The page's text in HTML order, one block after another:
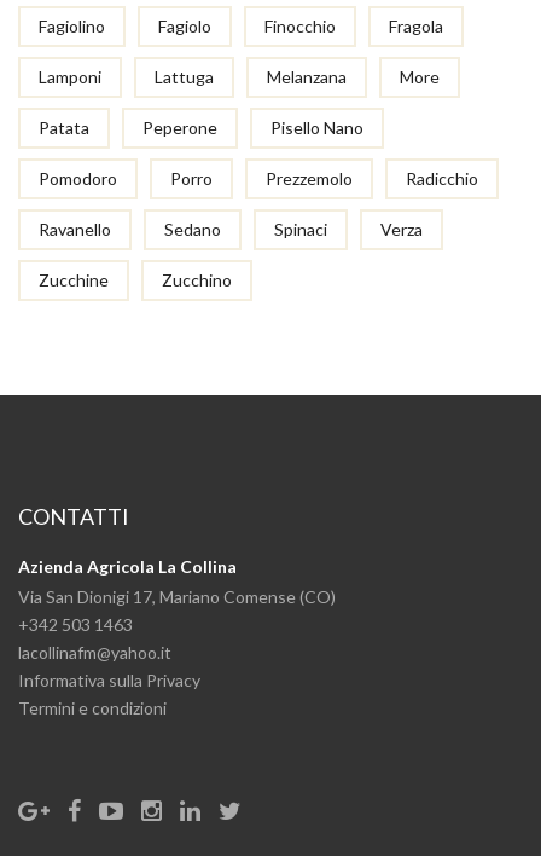
Fagiolino Fagiolo Finocchio Fragola
Lamponi Lattuga Melanzana More
Patata Peperone Pisello Nano
Pomodoro Porro Prezzemolo Radicchio
Ravanello Sedano Spinaci Verza
Zucchine Zucchino
CONTATTI
Azienda Agricola La Collina
Via San Dionigi 17, Mariano Comense (CO)
+342 503 1463
lacollinafm@yahoo.it
Informativa sulla Privacy
Termini e condizioni